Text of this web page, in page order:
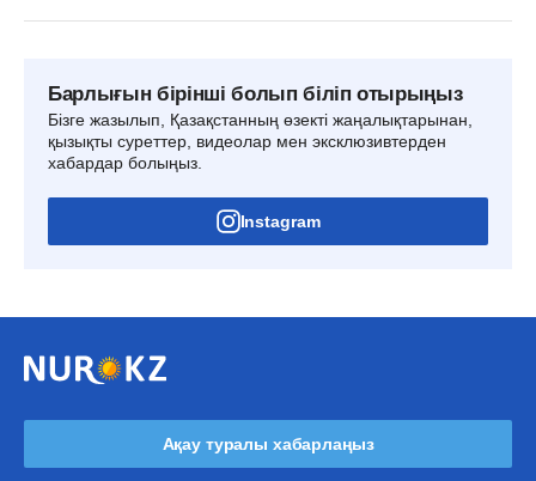
Барлығын бірінші болып біліп отырыңыз
Бізге жазылып, Қазақстанның өзекті жаңалықтарынан,
қызықты суреттер, видеолар мен эксклюзивтерден
хабардар болыңыз.
Instagram
Ақау туралы хабарлаңыз